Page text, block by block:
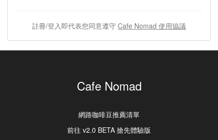
註冊/登入即代表您同意遵守 Cafe Nomad 使用協議
Cafe Nomad
網路咖啡豆推薦清單
前往 v2.0 BETA 搶先體驗版